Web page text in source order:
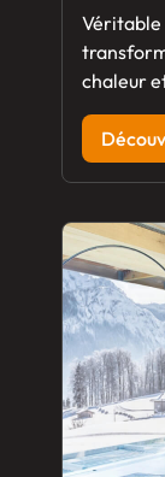
Véritable
chaleur